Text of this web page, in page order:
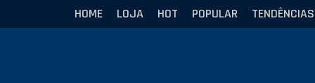
HOME LOJA HOT POPULAR TENDÊNCIAS